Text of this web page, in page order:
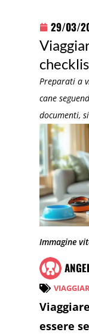
29/03/
Preparati a
cane
documenti,
Immagine
essere